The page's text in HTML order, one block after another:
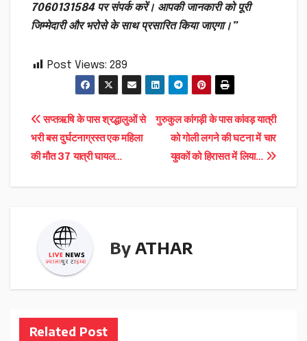
7060131584 पर संपर्क करें। आपकी जानकारी को पूरी
जिम्मेदारी और भरोसे के साथ प्रसारित किया जाएगा।”
Post Views: 289
Post
navigation
गुरुकुल कांगड़ी के पास कांवड़ यात्री
को गोली लगने की घटना में चार
युवकों को हिरासत में लिया…
सप्तऋषि के पास श्रद्धालुओं से
भरी बस दुर्घटनाग्रस्त एक महिला
की मौत 37 यात्री घायल…
By ATHAR
Related Post